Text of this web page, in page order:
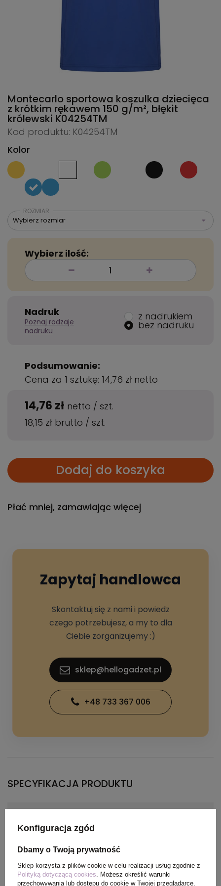
Montecarlo sportowa koszulka dziecięca
z krótkim rękawem 150 g/m², błękit
królewski K04254TM
Kod produktu: K04254TM
Kolor
ROZMIAR
Wybierz rozmiar
Wybierz ilość:
Nadruk
Poznaj rodzaje
nadruku
z nadrukiem
bez nadruku
Podsumowanie:
Cena za 1 sztukę: 14,76 zł netto
14,76 zł netto / szt.
18,15 zł brutto / szt.
Dodaj do koszyka
Płać mniej, zamawiając więcej
Zapytaj handlowca
Skontaktuj się z nami i powiedz
czego potrzebujesz, a my to dla
Ciebie zorganizujemy :)
sklep@hellogadzet.pl
+48 733 367 006
SPECYFIKACJA PRODUKTU
Kolor błękit królewski
Konfiguracja zgód
Dbamy o Twoją prywatność
Sklep korzysta z plików cookie w celu realizacji usług zgodnie z
Polityką dotyczącą cookies . Możesz określić warunki
przechowywania lub dostępu do cookie w Twojej przeglądarce.